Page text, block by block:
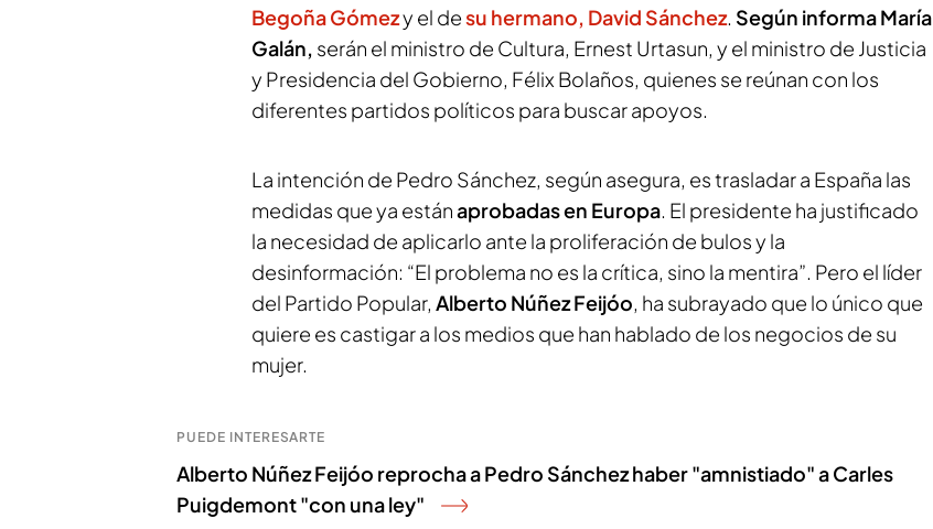
Begoña Gómezy el desu hermano, David Sánchez. Según informa María
Galán, serán el ministro de Cultura, Ernest Urtasun, y el ministro de Justicia
y Presidencia del Gobierno, Félix Bolaños, quienes se reúnan con los
diferentes partidos políticos para buscar apoyos.
La intención de Pedro Sánchez, según asegura, es trasladar a España las
medidas que ya estánaprobadas en Europa. El presidente ha justificado
la necesidad de aplicarlo ante la proliferación de bulos y la
desinformación: “El problema no es la crítica, sino la mentira”. Pero el líder
del Partido Popular, Alberto Núñez Feijóo, ha subrayado que lo único que
quiere es castigar a los medios que han hablado de los negocios de su
mujer.
PUEDE INTERESARTE
Alberto Núñez Feijóo reprocha a Pedro Sánchez haber "amnistiado" a Carles
Puigdemont "con una ley"